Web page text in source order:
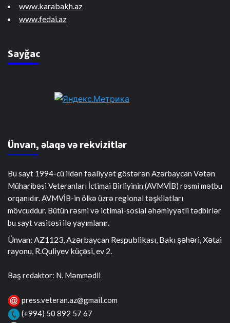
www.karabakh.az
www.fedai.az
Sayğac
Ünvan, əlaqə və rekvizitlər
Bu sayt 1994-cü ildən fəaliyyət göstərən Azərbaycan Vətən
Müharibəsi Veteranları İctimai Birliyinin (AVMVİB) rəsmi mətbu
orqanıdır. AVMVİB-in ölkə üzrə regional təşkilatları
mövcuddur. Bütün rəsmi və ictimai-sosial əhəmiyyətli tədbirlər
bu sayt vasitəsi ilə yayımlanır.
Ünvan: AZ1123, Azərbaycan Respublikası, Bakı şəhəri, Xətai
rayonu, R.Quliyev küçəsi, ev 2.
Baş redaktor: N. Məmmədli
press.veteran.az@gmail.com
(+994) 50 892 57 67